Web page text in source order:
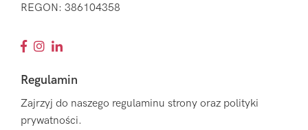
REGON: 386104358
Regulamin
Zajrzyj do naszego regulaminu strony oraz polityki
prywatności.